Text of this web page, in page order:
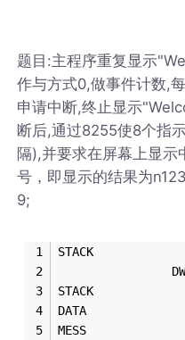
题目:主程序重复显示
作与方式0,做事件计数,
申请中断,终止显示
断后,通过8255使8个指
隔),并要求在屏幕上显示
号，即显示的结果为
9;